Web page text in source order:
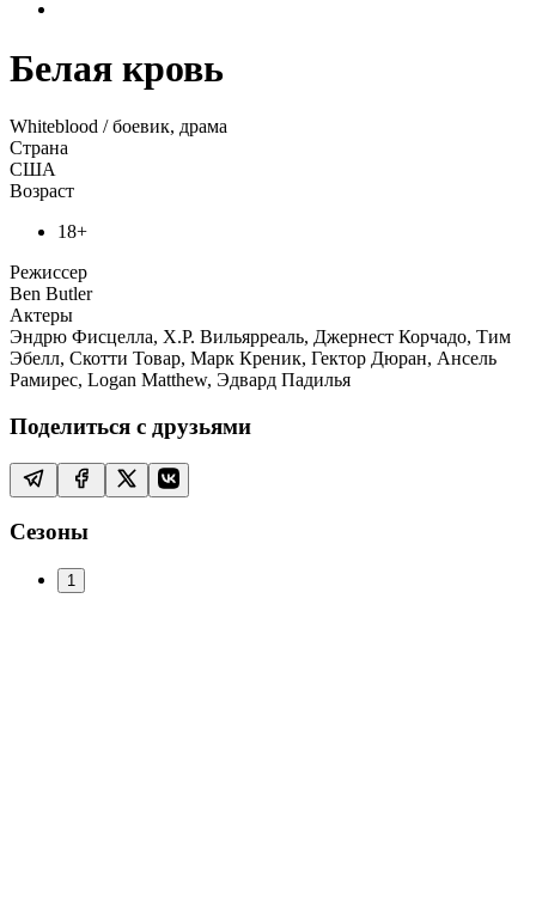
Белая кровь
Whiteblood / боевик, драма
Страна
США
Возраст
18+
Режиссер
Ben Butler
Актеры
Эндрю Фисцелла, Х.Р. Вильярреаль, Джернест Корчадо, Тим
Эбелл, Скотти Товар, Марк Креник, Гектор Дюран, Ансель
Рамирес, Logan Matthew, Эдвард Падилья
Поделиться с друзьями
Сезоны
1